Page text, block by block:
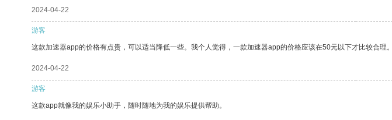
2024-04-22
游客
这款加速器app的价格有点贵，可以适当降低一些。我个人觉得，一款加速器app的价格应该在50元以下才比较合理。
2024-04-22
游客
这款app就像我的娱乐小助手，随时随地为我的娱乐提供帮助。